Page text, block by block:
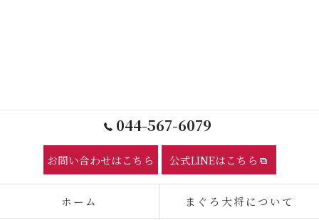
044-567-6079
お問い合わせはこちら 公式LINEはこちら
ホーム まぐろ大将について